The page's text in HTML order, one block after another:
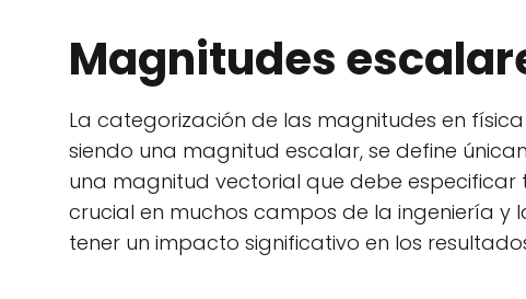
Magnitudes
La categorización de las magnitudes en
siendo una magnitud escalar, se define
una magnitud vectorial que debe
crucial en muchos campos de la ingeniería y
tener un impacto significativo en los